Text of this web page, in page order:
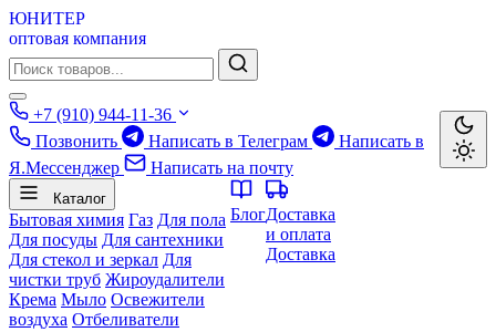
ЮНИТЕР
оптовая компания
+7 (910) 944-11-36
Позвонить
Написать в Телеграм
Написать в
Я.Мессенджер
Написать на почту
Каталог
Бытовая химия Газ Для пола
Для посуды Для сантехники
Для стекол и зеркал Для
чистки труб Жироудалители
Крема Мыло Освежители
воздуха Отбеливатели
БлогДоставка
и оплата
Доставка